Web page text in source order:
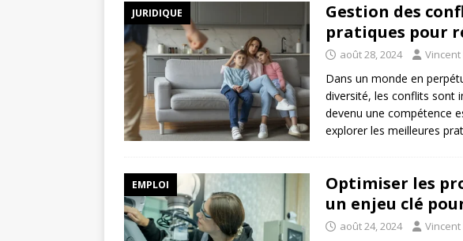
JURIDIQUE
Gestion des
pratiques pour
août 28, 2024
Dans un monde en
diversité, les conflits sont
devenu une compétence
explorer les meilleures
EMPLOI
Optimiser les
un enjeu clé
août 24, 2024